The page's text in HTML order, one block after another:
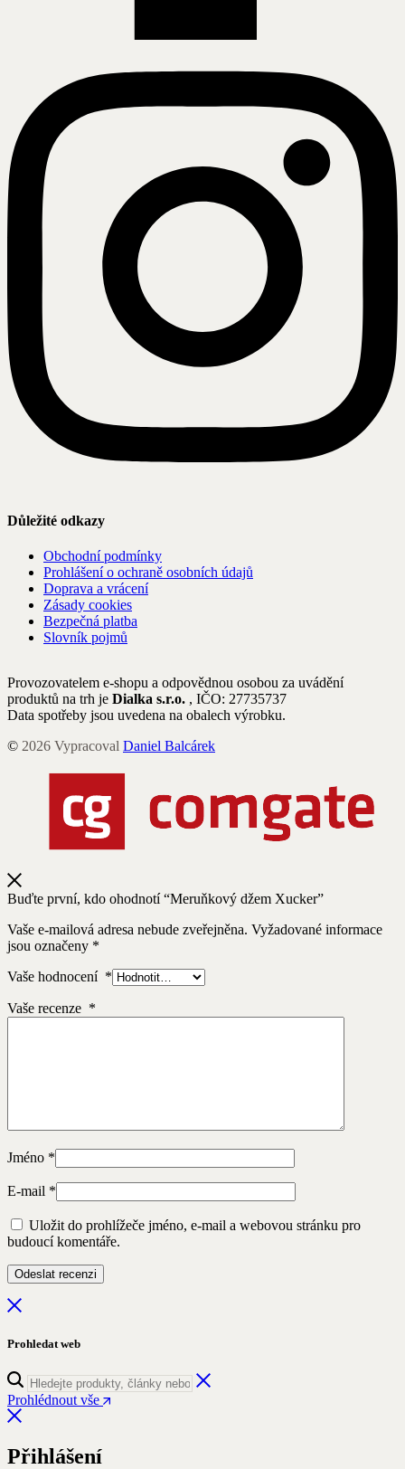
Důležité odkazy
Obchodní podmínky
Prohlášení o ochraně osobních údajů
Doprava a vrácení
Zásady cookies
Bezpečná platba
Slovník pojmů
Provozovatelem e-shopu a odpovědnou osobou za uvádění
produktů na trh je Dialka s.r.o. , IČO: 27735737
Data spotřeby jsou uvedena na obalech výrobku.
© 2026 Vypracoval Daniel Balcárek
Buďte první, kdo ohodnotí “Meruňkový džem Xucker”
Vaše e-mailová adresa nebude zveřejněna. Vyžadované informace
jsou označeny *
Vaše hodnocení *
Vaše recenze *
Jméno *
E-mail *
Uložit do prohlížeče jméno, e-mail a webovou stránku pro
budoucí komentáře.
Prohledat web
Prohlédnout vše
Přihlášení